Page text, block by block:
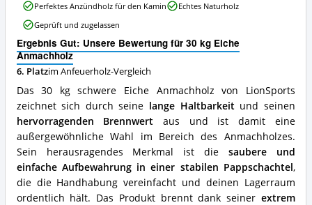
Ergebnis Gut: Unsere Bewertung für 30 kg Eiche
Anmachholz
6. Platzim Anfeuerholz-Vergleich
Das 30 kg schwere Eiche Anmachholz von LionSports
zeichnet sich durch seine lange Haltbarkeitund seinen
hervorragenden Brennwert aus und ist damit eine
außergewöhnliche Wahl im Bereich des Anmachholzes.
Sein herausragendes Merkmal ist die saubere und
einfache Aufbewahrung in einer stabilen Pappschachtel,
die die Handhabung vereinfacht und deinen Lagerraum
ordentlich hält. Das Produkt brennt dank seiner extrem
Eiche
Anmachholz
Vorteile:
Was
spricht
für
dieses
Anfeuerholz?
Perfektes Anzündholz für den Kamin
Echtes Naturholz
Geprüft und zugelassen